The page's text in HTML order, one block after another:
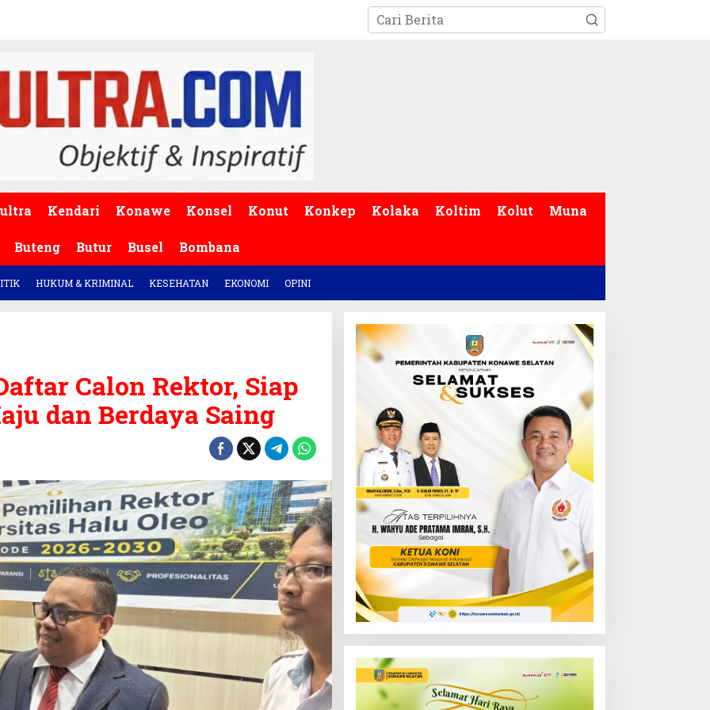
Kendari Konawe Konsel Konut Konkep Kolaka Koltim Kolut Muna
Buteng Butur Busel Bombana
HUKUM & KRIMINAL KESEHATAN EKONOMI OPINI
Calon Rektor, Siap
dan Berdaya Saing